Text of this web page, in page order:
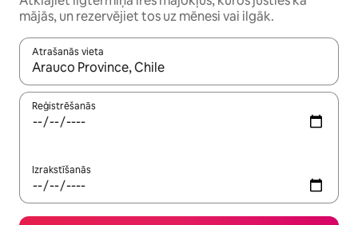
mājās, un rezervējiet tos uz mēnesi vai ilgāk.
Atrašanās vieta
Kad rezultāti kļūs pieejami, izmantojiet bultiņu uz augšu un
Reģistrēšanās
Izrakstīšanās